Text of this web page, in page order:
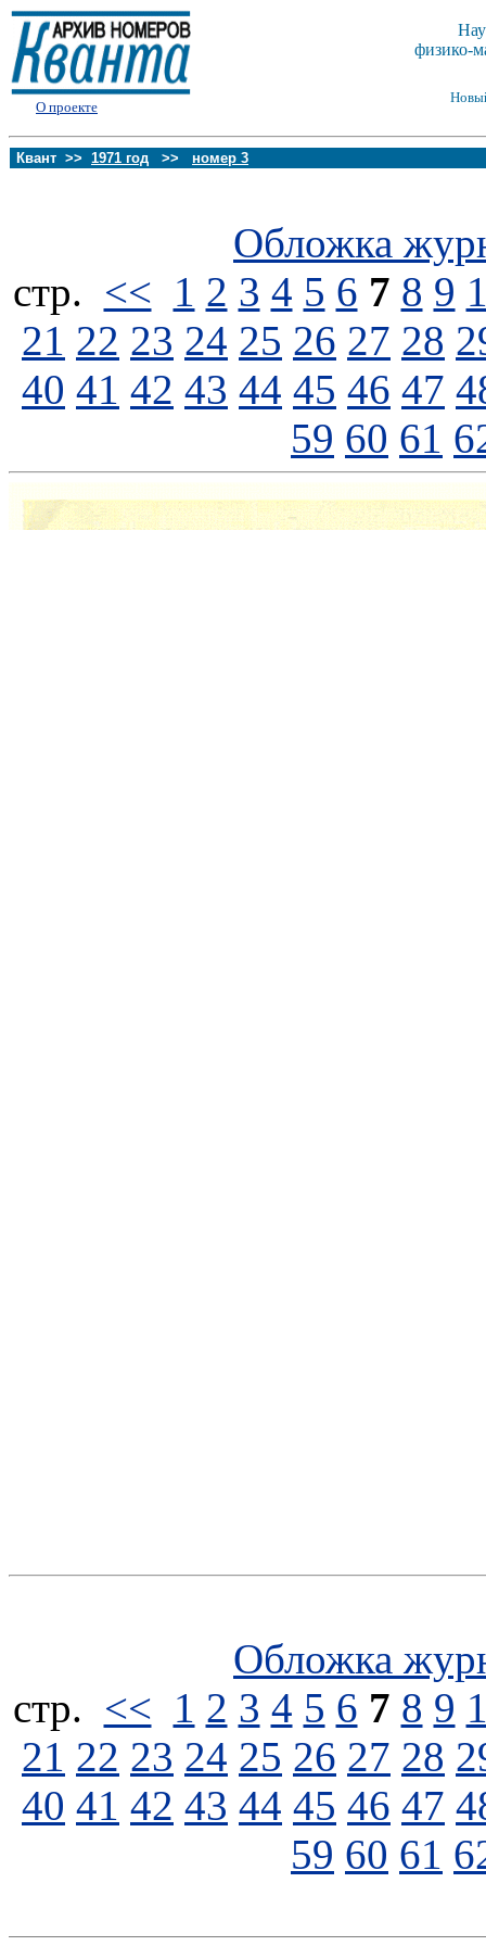
О проекте
физико-
Квант >> 1971 год >> номер 3
Обложка
стp. << 1 2 3 4 5 6 7 8 9
21 22 23 24 25 26 27 28
40 41 42 43 44 45 46 47
59 60 61
Обложка
стp. << 1 2 3 4 5 6 7 8 9
21 22 23 24 25 26 27 28
40 41 42 43 44 45 46 47
59 60 61